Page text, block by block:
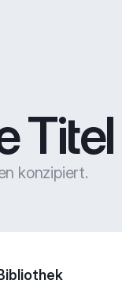
Titel
konzipiert.